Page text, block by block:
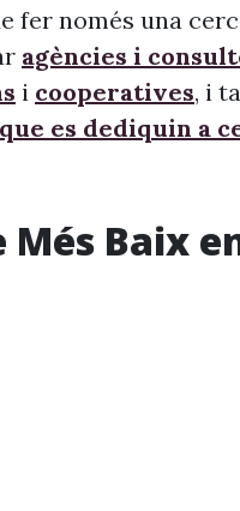
fer només una
agències i
i cooperatives, i
es dediquin a
Baix